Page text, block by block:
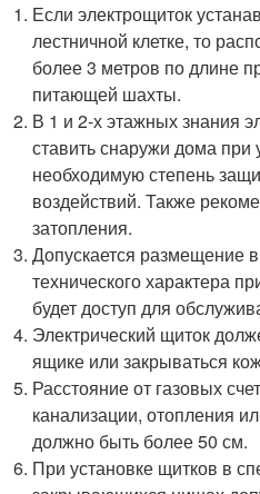
Если электрощиток
лестничной клетке, то
более 3 метров по длине
питающей шахты.
В 1 и 2-х этажных знания
ставить снаружи дома при
необходимую степень
воздействий. Также
затопления.
Допускается размещение
технического характера
будет доступ для
Электрический щиток
ящике или закрываться
Расстояние от газовых
канализации, отопления
должно быть более 50 см.
При установке щитков в